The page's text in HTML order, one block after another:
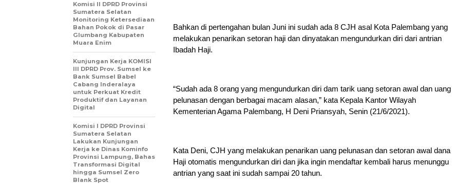
Bahkan di pertengahan bulan Juni ini sudah ada 8 CJH asal Kota Palembang yang
melakukan penarikan setoran haji dan dinyatakan mengundurkan diri dari antrian
Ibadah Haji.
“Sudah ada 8 orang yang mengundurkan diri dam tarik uang setoran awal dan uang
pelunasan dengan berbagai macam alasan,” kata Kepala Kantor Wilayah
Kementerian Agama Palembang, H Deni Priansyah, Senin (21/6/2021).
Kata Deni, CJH yang melakukan penarikan uang pelunasan dan setoran awal dana
Haji otomatis mengundurkan diri dan jika ingin mendaftar kembali harus menunggu
antrian yang saat ini sudah sampai 20 tahun.
Komisi II DPRD Provinsi
Sumatera Selatan
Monitoring Ketersediaan
Bahan Pokok di Pasar
Glumbang Kabupaten
Muara Enim
Kunjungan Kerja KOMISI
III DPRD Prov. Sumsel ke
Bank Sumsel Babel
Cabang Inderalaya
untuk Perkuat Kredit
Produktif dan Layanan
Digital
Komisi I DPRD Provinsi
Sumatera Selatan
Lakukan Kunjungan
Kerja ke Dinas Kominfo
Provinsi Lampung, Bahas
Transformasi Digital
hingga Sumsel Zero
Blank Spot